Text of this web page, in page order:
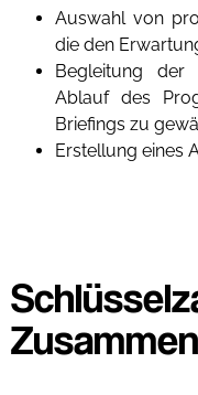
Auswahl von
die den
Begleitung der
Ablauf des
Briefings zu
Erstellung eines